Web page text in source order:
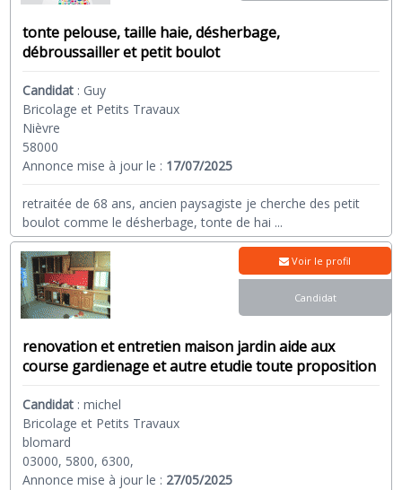
tonte pelouse, taille haie, désherbage,
débroussailler et petit boulot
Candidat : Guy
Bricolage et Petits Travaux
Nièvre
58000
Annonce mise à jour le : 17/07/2025
retraitée de 68 ans, ancien paysagiste je cherche des petit
boulot comme le désherbage, tonte de hai ...
renovation et entretien maison jardin aide aux
course gardienage et autre etudie toute proposition
Candidat :michel
Bricolage et Petits Travaux
blomard
03000, 5800, 6300,
Annonce mise à jour le : 27/05/2025
Voir le profil
Candidat